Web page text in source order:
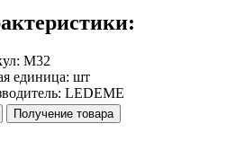
: M32
единица: шт
: LEDEME
Получение товара